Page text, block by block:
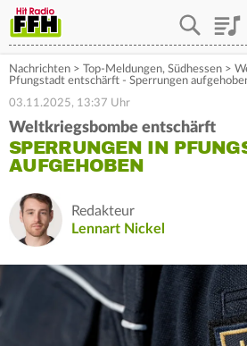
Nachrichten > Top-Meldungen, Südhessen >
Pfungstadt entschärft - Sperrungen
03.11.2025, 13:37 Uhr
Weltkriegsbombe entschärft
SPERRUNGEN IN
AUFGEHOBEN
Redakteur
Lennart Nickel